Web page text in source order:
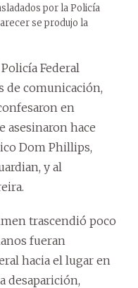
por la Policía
se produjo la
Federal
de comunicación,
en
asesinaron hace
Dom Phillips,
y al
trascendió poco
fueran
hacia el lugar en
desaparición,